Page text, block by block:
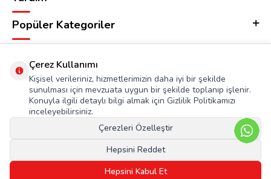
Popüler Kategoriler
Çerez Kullanımı
Kişisel verileriniz, hizmetlerimizin daha iyi bir şekilde
sunulması için mevzuata uygun bir şekilde toplanıp işlenir.
Konuyla ilgili detaylı bilgi almak için Gizlilik Politikamızı
inceleyebilirsiniz.
Çerezleri Özelleştir
Hepsini Reddet
Hepsini Kabul Et